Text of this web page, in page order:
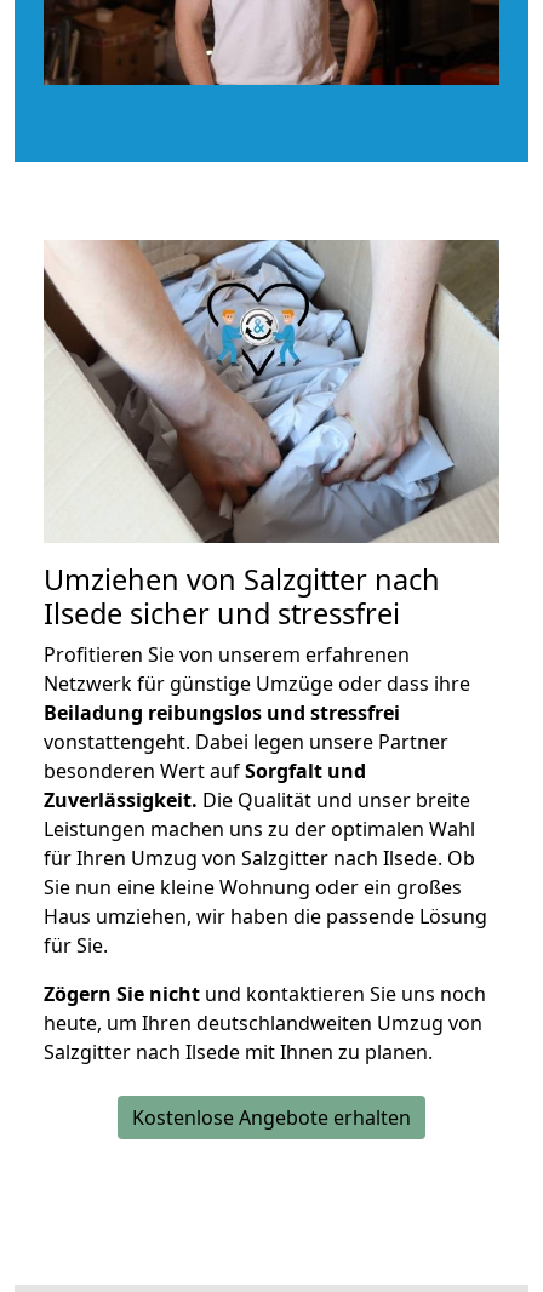
Umziehen von Salzgitter nach
Ilsede sicher und stressfrei
Profitieren Sie von unserem erfahrenen
Netzwerk für günstige Umzüge oder dass ihre
Beiladung reibungslos und stressfrei
vonstattengeht. Dabei legen unsere Partner
besonderen Wert aufSorgfalt und
Zuverlässigkeit. Die Qualität und unser breite
Leistungen machen uns zu der optimalen Wahl
für Ihren Umzug von Salzgitter nach Ilsede. Ob
Sie nun eine kleine Wohnung oder ein großes
Haus umziehen, wir haben die passende Lösung
für Sie.
Zögern Sie nicht und kontaktieren Sie uns noch
heute, um Ihren deutschlandweiten Umzug von
Salzgitter nach Ilsede mit Ihnen zu planen.
Kostenlose Angebote erhalten